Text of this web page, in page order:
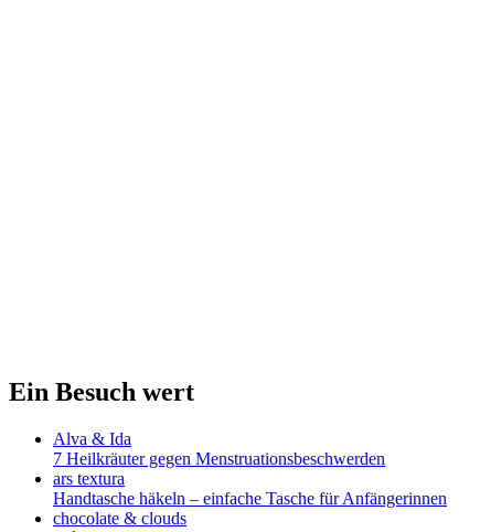
Ein Besuch wert
Alva & Ida
7 Heilkräuter gegen Menstruationsbeschwerden
ars textura
Handtasche häkeln – einfache Tasche für Anfängerinnen
chocolate & clouds